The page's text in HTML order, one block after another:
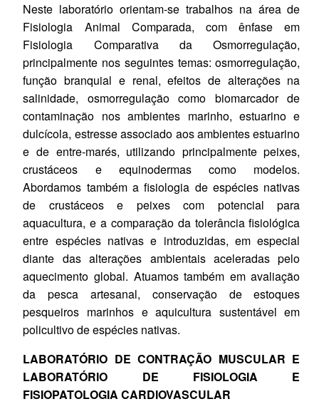
Neste laboratório orientam-se trabalhos na área de
Fisiologia Animal Comparada, com ênfase em
Fisiologia Comparativa da Osmorregulação,
principalmente nos seguintes temas: osmorregulação,
função branquial e renal, efeitos de alterações na
salinidade, osmorregulação como biomarcador de
contaminação nos ambientes marinho, estuarino e
dulcícola, estresse associado aos ambientes estuarino
e de entre-marés, utilizando principalmente peixes,
crustáceos e equinodermas como modelos.
Abordamos também a fisiologia de espécies nativas
de crustáceos e peixes com potencial para
aquacultura, e a comparação da tolerância fisiológica
entre espécies nativas e introduzidas, em especial
diante das alterações ambientais aceleradas pelo
aquecimento global. Atuamos também em avaliação
da pesca artesanal, conservação de estoques
pesqueiros marinhos e aquicultura sustentável em
policultivo de espécies nativas.
LABORATÓRIO DE CONTRAÇÃO MUSCULAR E
LABORATÓRIO DE FISIOLOGIA E
FISIOPATOLOGIA CARDIOVASCULAR